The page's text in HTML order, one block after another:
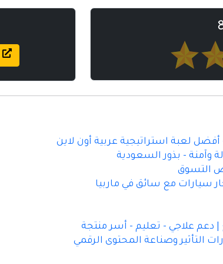
أفضل لعبة استراتيجية عربية أون لاين
وآمنة - بذور السعودية
سيارات مع سائق في ماربيا
علاجي - تعليم - أسر منتجة
التأثير وصناعة المحتوى الرقمي